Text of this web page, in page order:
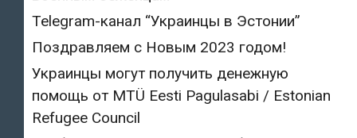
Telegram-канал “Украинцы в Эстонии”
Поздравляем с Новым 2023 годом!
Украинцы могут получить денежную
помощь от MTÜ Eesti Pagulasabi / Estonian
Refugee Council